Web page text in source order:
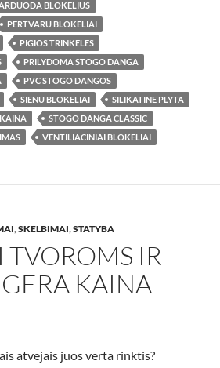
BLOKELIUS
PERTVARU BLOKELIAI
PIGIOS TRINKELES
PRILYDOMA STOGO DANGA
PVC STOGO DANGOS
SIENU BLOKELIAI
SILIKATINE PLYTA
STOGO DANGA CLASSIC
VENTILIACINIAI BLOKELIAI
,SKELBIMAI,STATYBA
IR
KAINA
atvejais juos verta rinktis?